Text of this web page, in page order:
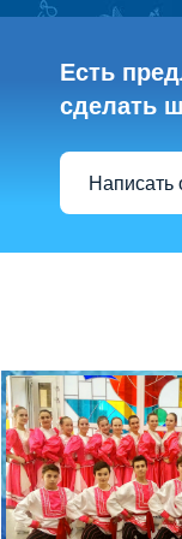
Есть
сделать
Написать